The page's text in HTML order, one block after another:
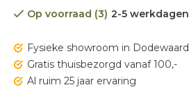
Op voorraad (3) 2-5 werkdagen
Fysieke showroom in Dodewaard
Gratis thuisbezorgd vanaf 100,-
Al ruim 25 jaar ervaring